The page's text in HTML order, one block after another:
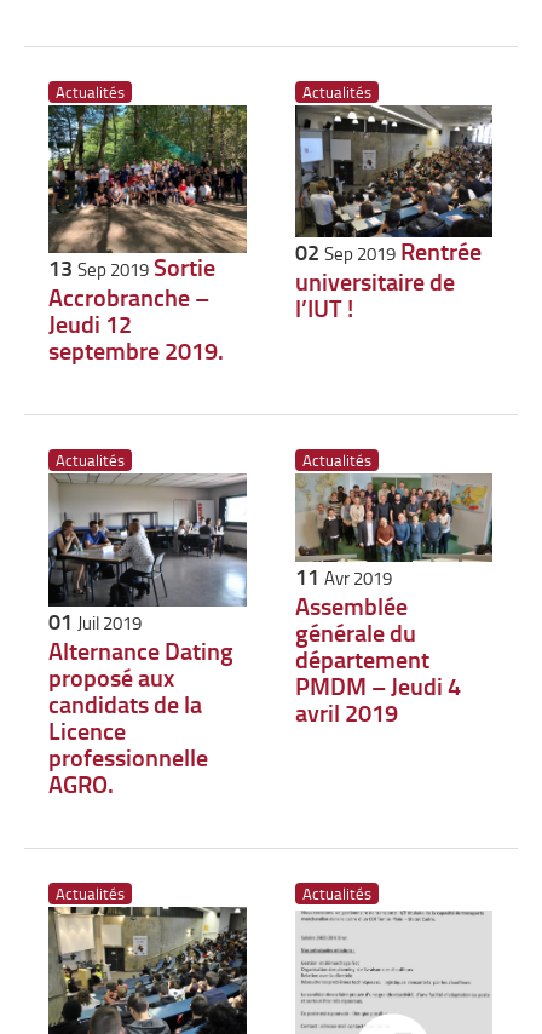
Actualités
13 Sep 2019Sortie
Accrobranche –
Jeudi 12
septembre 2019.
Actualités
02 Sep 2019 Rentrée
universitaire de
l’IUT !
Actualités
01 Juil 2019
Alternance Dating
proposé aux
candidats de la
Licence
professionnelle
AGRO.
Actualités
11 Avr 2019
Assemblée
générale du
département
PMDM – Jeudi 4
avril 2019
Actualités Actualités